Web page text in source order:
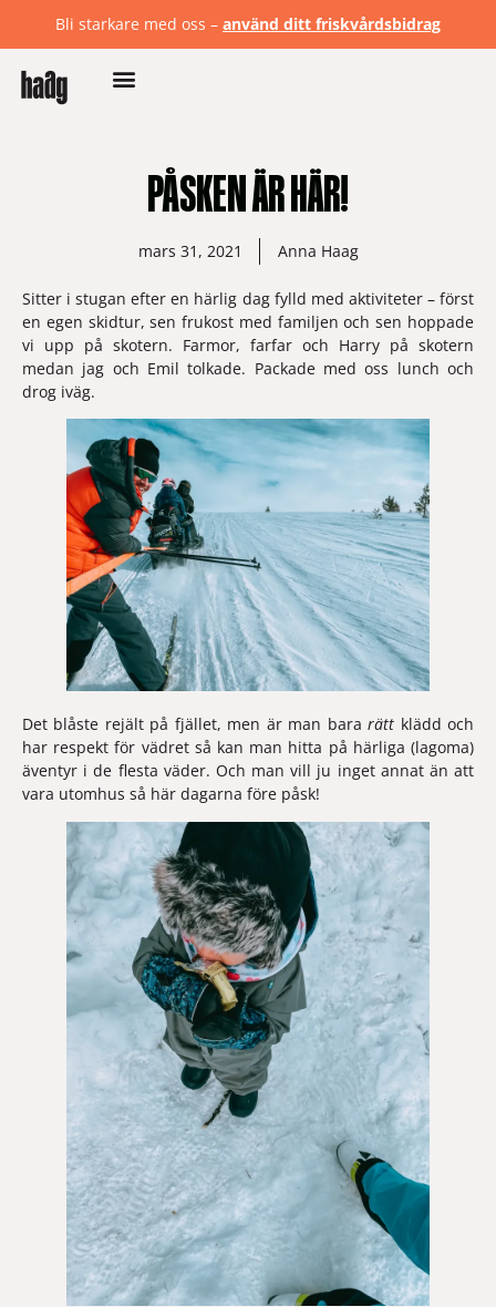
Bli starkare med oss – använd ditt friskvårdsbidrag
PÅSKEN ÄR HÄR!
mars 31, 2021 Anna Haag
Sitter i stugan efter en härlig dag fylld med aktiviteter – först
en egen skidtur, sen frukost med familjen och sen hoppade
vi upp på skotern. Farmor, farfar och Harry på skotern
medan jag och Emil tolkade. Packade med oss lunch och
drog iväg.
Det blåste rejält på fjället, men är man bara rätt klädd och
har respekt för vädret så kan man hitta på härliga (lagoma)
äventyr i de flesta väder. Och man vill ju inget annat än att
vara utomhus så här dagarna före påsk!